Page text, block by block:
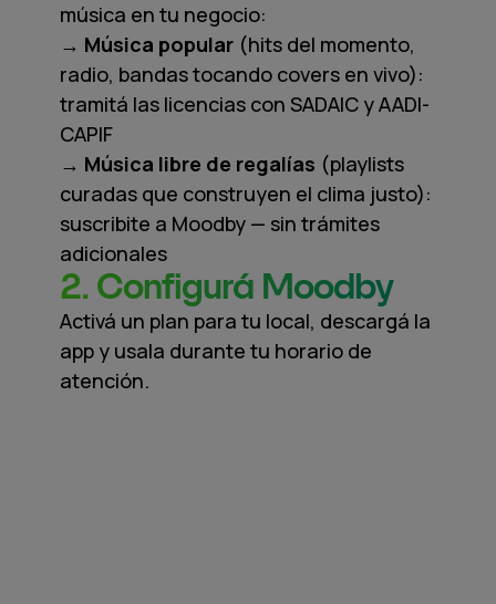
música en tu negocio:
→ Música popular(hits del momento,
radio, bandas tocando covers en vivo):
tramitá las licencias con SADAIC y AADI-
CAPIF
→ Música libre de regalías (playlists
curadas que construyen el clima justo):
suscribite a Moodby — sin trámites
adicionales
2. Configurá Moodby
Activá un plan para tu local, descargá la
app y usala durante tu horario de
atención.